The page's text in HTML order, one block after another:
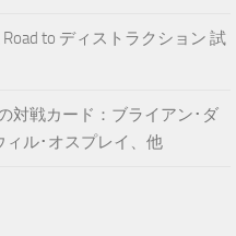
to ディストラクション 試
対戦カード：ブライアン･ダ
ィル･オスプレイ、他